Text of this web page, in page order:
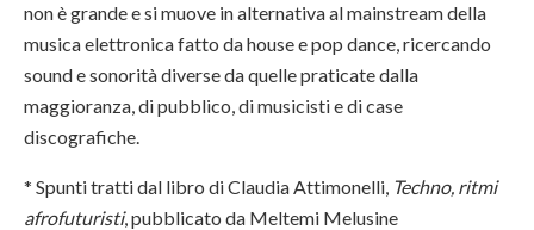
non è grande e si muove in alternativa al mainstream della
musica elettronica fatto da house e pop dance, ricercando
sound e sonorità diverse da quelle praticate dalla
maggioranza, di pubblico, di musicisti e di case
discografiche.
* Spunti tratti dal libro di Claudia Attimonelli, Techno, ritmi
afrofuturisti, pubblicato da Meltemi Melusine